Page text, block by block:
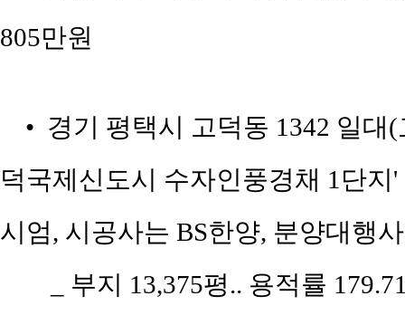
805만원
• 경기 평택시 고덕동 1342 일대
덕국제신도시 수자인풍경채 1단
시엄, 시공사는 BS한양, 분양대행
_ 부지 13,375평.. 용적률